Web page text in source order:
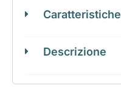
Caratteristiche
Descrizione